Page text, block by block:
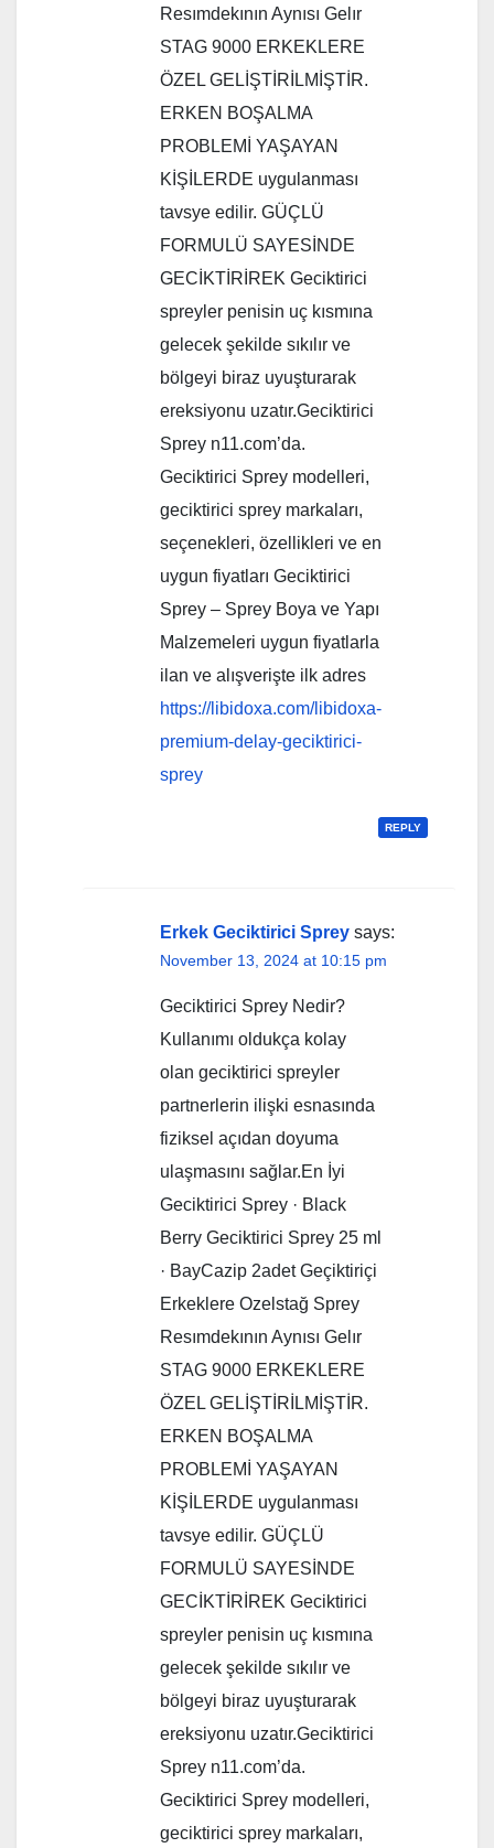
Resımdekının Aynısı Gelır
STAG 9000 ERKEKLERE
ÖZEL GELİŞTİRİLMİŞTİR.
ERKEN BOŞALMA
PROBLEMİ YAŞAYAN
KİŞİLERDE uygulanması
tavsye edilir. GÜÇLÜ
FORMULÜ SAYESİNDE
GECİKTİRİREK Geciktirici
spreyler penisin uç kısmına
gelecek şekilde sıkılır ve
bölgeyi biraz uyuşturarak
ereksiyonu uzatır.Geciktirici
Sprey n11.com’da.
Geciktirici Sprey modelleri,
geciktirici sprey markaları,
seçenekleri, özellikleri ve en
uygun fiyatları Geciktirici
Sprey – Sprey Boya ve Yapı
Malzemeleri uygun fiyatlarla
ilan ve alışverişte ilk adres
https://libidoxa.com/libidoxa-
premium-delay-geciktirici-
sprey
REPLY
Erkek Geciktirici Sprey says:
November 13, 2024 at 10:15 pm
Geciktirici Sprey Nedir?
Kullanımı oldukça kolay
olan geciktirici spreyler
partnerlerin ilişki esnasında
fiziksel açıdan doyuma
ulaşmasını sağlar.En İyi
Geciktirici Sprey · Black
Berry Geciktirici Sprey 25 ml
· BayCazip 2adet Geçiktiriçi
Erkeklere Ozelstağ Sprey
Resımdekının Aynısı Gelır
STAG 9000 ERKEKLERE
ÖZEL GELİŞTİRİLMİŞTİR.
ERKEN BOŞALMA
PROBLEMİ YAŞAYAN
KİŞİLERDE uygulanması
tavsye edilir. GÜÇLÜ
FORMULÜ SAYESİNDE
GECİKTİRİREK Geciktirici
spreyler penisin uç kısmına
gelecek şekilde sıkılır ve
bölgeyi biraz uyuşturarak
ereksiyonu uzatır.Geciktirici
Sprey n11.com’da.
Geciktirici Sprey modelleri,
geciktirici sprey markaları,